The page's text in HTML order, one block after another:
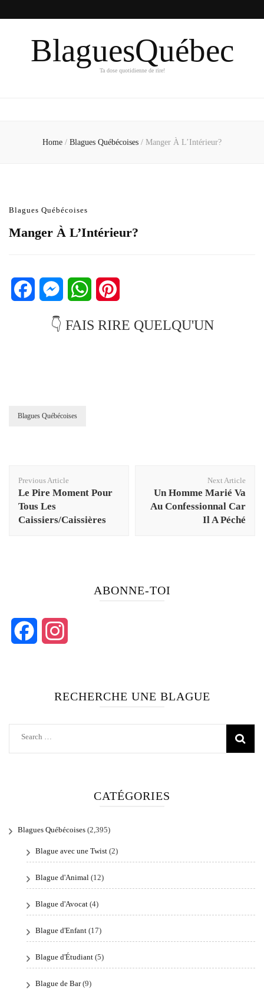
BlaguesQuébec
Ta dose quotidienne de rire!
Home / Blagues Québécoises / Manger À L’Intérieur?
Blagues Québécoises
Manger À L’Intérieur?
FacebookMessengerWhatsApp
👇 FAIS RIRE QUELQU'UN
Blagues Québécoises
Navigation
Previous Article
Le Pire Moment Pour
Tous Les
Caissiers/Caissières
Next Article
Un Homme Marié Va
Au Confessionnal Car
Il A Péché
ABONNE-TOI
Facebook
RECHERCHE UNE BLAGUE
Search
CATÉGORIES
Blagues Québécoises (2,395)
Blague avec une Twist (2)
Blague d'Animal (12)
Blague d'Avocat (4)
Blague d'Enfant (17)
Blague d'Étudiant (5)
Blague de Bar(9)